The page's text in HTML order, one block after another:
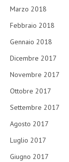
Marzo 2018
Febbraio 2018
Gennaio 2018
Dicembre 2017
Novembre 2017
Ottobre 2017
Settembre 2017
Agosto 2017
Luglio 2017
Giugno 2017